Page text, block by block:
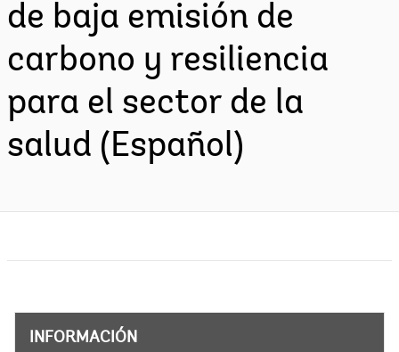
de baja emisión de
carbono y resiliencia
para el sector de la
salud (Español)
INFORMACIÓN